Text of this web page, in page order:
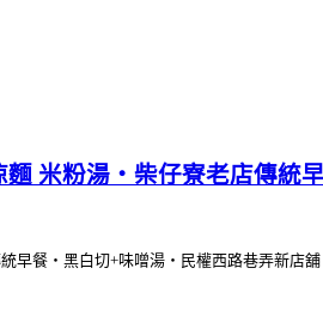
米粉湯‧柴仔寮老店傳統
早餐‧黑白切+味噌湯‧民權西路巷弄新店舖